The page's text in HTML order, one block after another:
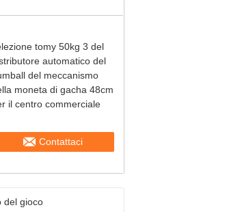
tomy 50kg 3 del
automatico del
del meccanismo
moneta di gacha 48cm
il centro commerciale
Contattaci
del gioco